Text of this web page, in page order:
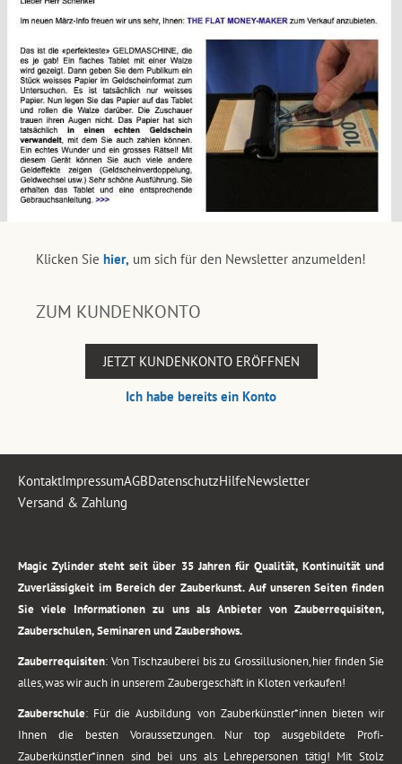
Klicken Sie hier, um sich für den Newsletter anzumelden!
ZUM KUNDENKONTO
JETZT KUNDENKONTO ERÖFFNEN
Ich habe bereits ein Konto
KontaktImpressumAGBDatenschutzHilfeNewsletter
Versand & Zahlung
Magic Zylinder steht seit über 35 Jahren für Qualität, Kontinuität und
Zuverlässigkeit im Bereich der Zauberkunst. Auf unseren Seiten finden
Sie viele Informationen zu uns als Anbieter von Zauberrequisiten,
Zauberschulen, Seminaren und Zaubershows.
Zauberrequisiten: Von Tischzauberei bis zu Grossillusionen, hier finden Sie
alles, was wir auch in unserem Zaubergeschäft in Kloten verkaufen!
Zauberschule: Für die Ausbildung von Zauberkünstler*innen bieten wir
Ihnen die besten Voraussetzungen. Nur top ausgebildete Profi-
Zauberkünstler*innen sind bei uns als Lehrepersonen tätig! Mit Stolz